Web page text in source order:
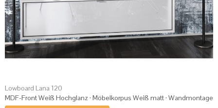
Lowboard Lana 120
MDF-Front Weiß Hochglanz · Möbelkorpus Weiß matt · Wandmontage